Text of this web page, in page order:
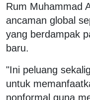
Rum Muhammad
ancaman global
yang berdampak
baru.
"Ini peluang
untuk
nonformal guna